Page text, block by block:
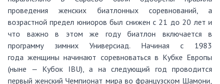
проведения женских биатлонных соревнований, а
возрастной предел юниоров был снижен с 21 до 20 лет и
что важно в этом же году биатлон включается в
программу зимних Универсиад. Начиная с 1983
годаженщины начинают соревноваться в Кубке Европы
(ныне — Кубок IBU), а на следующий год проводится
первый женский Чемпионат мира во французском Шамони